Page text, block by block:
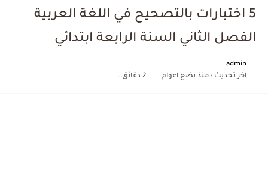
5 اختبارات بالتصحيح في اللغة العربية
الفصل الثاني السنة الرابعة ابتدائي
admin
اخر تحديث :منذ بضع اعوام 2 دقائق للقراءة